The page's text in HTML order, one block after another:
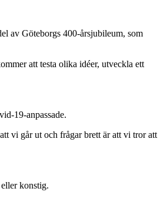
av Göteborgs 400-årsjubileum, som
att testa olika idéer, utveckla ett
19-anpassade.
vi går ut och frågar brett är att vi tror att
konstig.